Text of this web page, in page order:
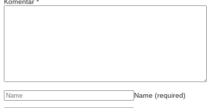
Komentár *
Name (required)